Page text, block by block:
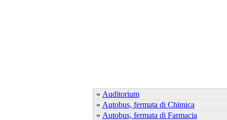
» Auditorium
» Autobus, fermata di Chimica
» Autobus, fermata di Farmacia